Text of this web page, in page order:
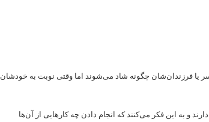
یا فرزندان‌شان چگونه شاد می‌شوند اما وقتی نوبت به خودشان
و به این فکر می‌کنند که انجام دادن چه کارهایی از آن‌ها